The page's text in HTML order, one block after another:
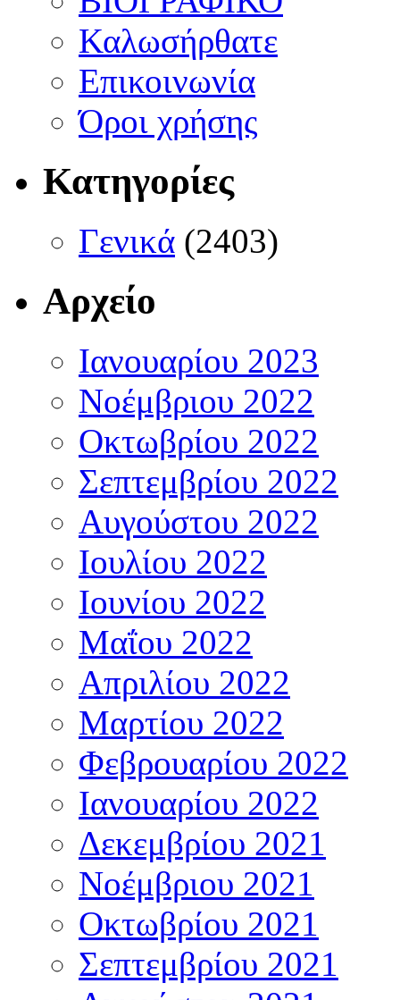
Καλωσήρθατε
Επικοινωνία
Όροι χρήσης
Κατηγορίες
Γενικά (2403)
Αρχείο
Ιανουαρίου 2023
Νοέμβριου 2022
Οκτωβρίου 2022
Σεπτεμβρίου 2022
Αυγούστου 2022
Ιουλίου 2022
Ιουνίου 2022
Μαΐου 2022
Απριλίου 2022
Μαρτίου 2022
Φεβρουαρίου 2022
Ιανουαρίου 2022
Δεκεμβρίου 2021
Νοέμβριου 2021
Οκτωβρίου 2021
Σεπτεμβρίου 2021